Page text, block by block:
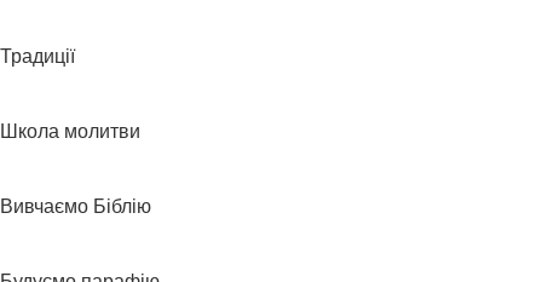
Традиції
Школа молитви
Вивчаємо Біблію